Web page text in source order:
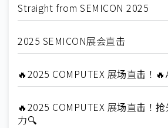
Straight from SEMICON 2025
2025 SEMICON展会直击
🔥2025 COMPUTEX 展场直击！
🔥2025 COMPUTEX 展场直击！
力🔍